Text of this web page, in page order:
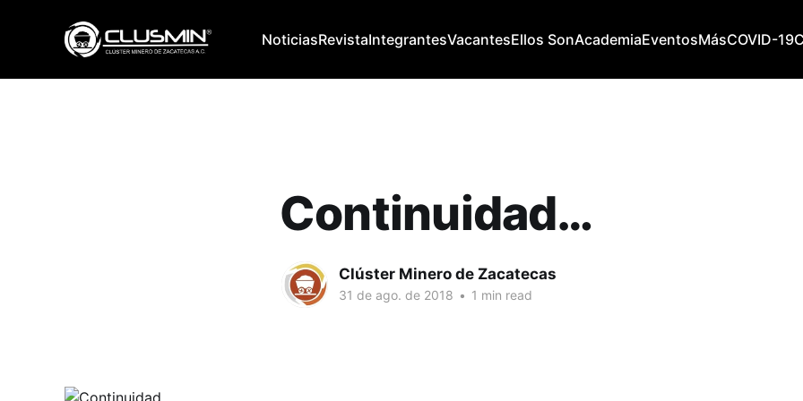
NoticiasRevistaIntegrantesVacantesEllos SonAcademiaEventosMásCOVID-19
Continuidad…
Clúster Minero de Zacatecas
31 de ago. de 2018 • 1 min read